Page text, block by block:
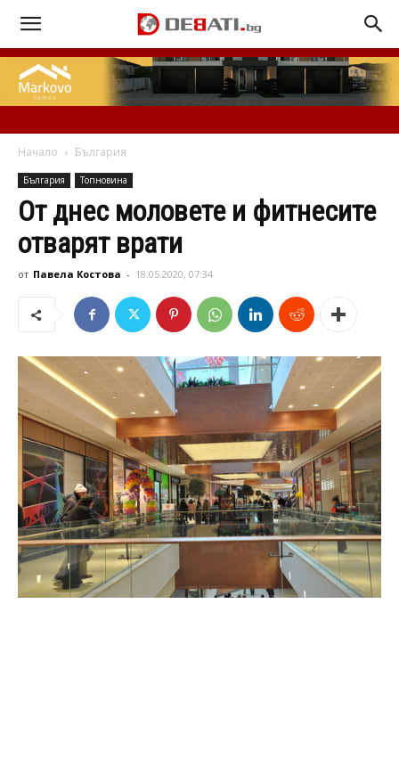
Начало България
България Топновина
От днес моловете и фитнесите
отварят врати
от Павела Костова - 18.05.2020, 07:34